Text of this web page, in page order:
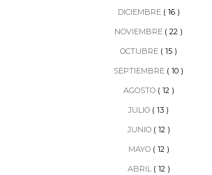
DICIEMBRE ( 16 )
NOVIEMBRE ( 22 )
OCTUBRE ( 15 )
SEPTIEMBRE ( 10 )
AGOSTO ( 12 )
JULIO ( 13 )
JUNIO ( 12 )
MAYO ( 12 )
ABRIL ( 12 )